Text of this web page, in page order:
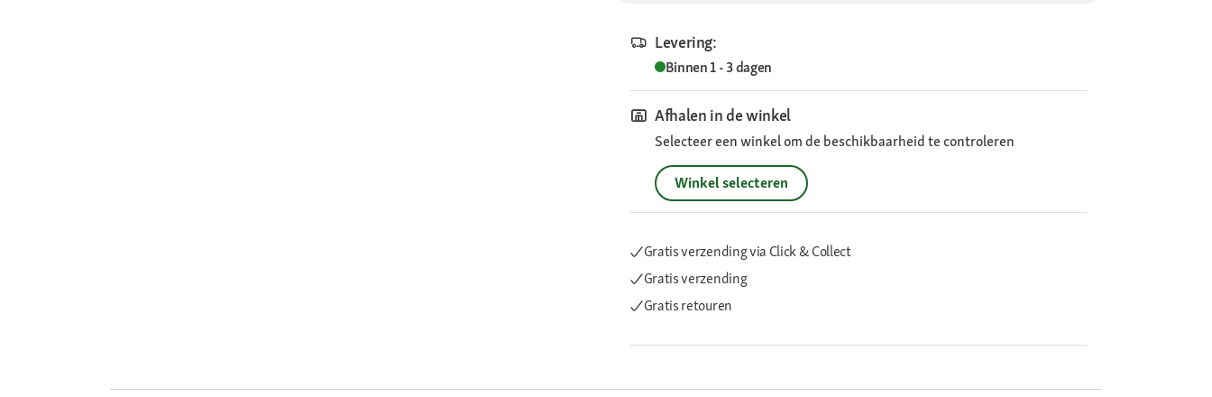
Levering:
Binnen 1 - 3 dagen
Afhalen in de winkel
Selecteer een winkel om de beschikbaarheid te controleren
Winkel selecteren
Gratis verzending via Click & Collect
Gratis verzending
Gratis retouren